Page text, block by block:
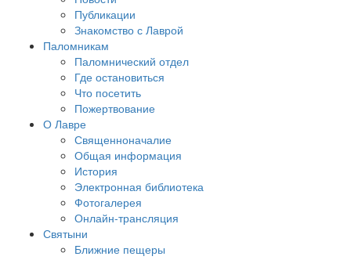
Публикации
Знакомство с Лаврой
Паломникам
Паломнический отдел
Где остановиться
Что посетить
Пожертвование
О Лавре
Священноначалие
Общая информация
История
Электронная библиотека
Фотогалерея
Онлайн-трансляция
Святыни
Ближние пещеры